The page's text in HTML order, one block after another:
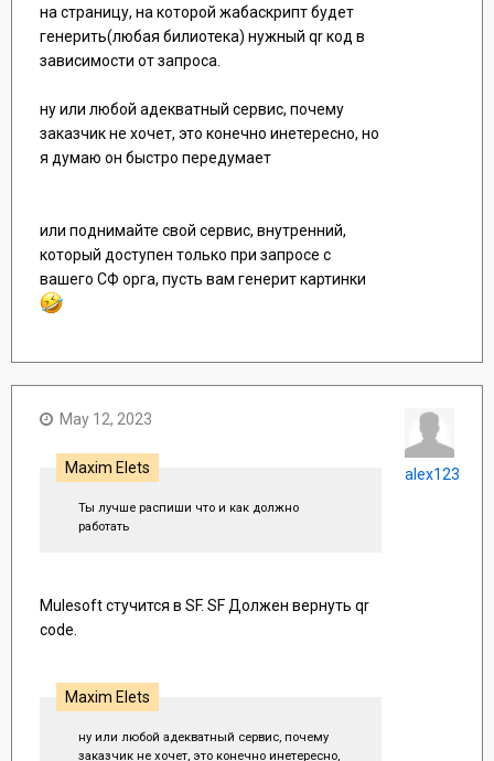
на страницу, на которой жабаскрипт будет
генерить(любая билиотека) нужный qr код в
зависимости от запроса.
ну или любой адекватный сервис, почему
заказчик не хочет, это конечно инетересно, но
я думаю он быстро передумает
или поднимайте свой сервис, внутренний,
который доступен только при запросе с
вашего СФ орга, пусть вам генерит картинки
May 12, 2023
Maxim Elets
Ты лучше распиши что и как должно
работать
Mulesoft стучится в SF. SF Должен вернуть qr
code.
Maxim Elets
ну или любой адекватный сервис, почему
заказчик не хочет, это конечно инетересно,
alex123